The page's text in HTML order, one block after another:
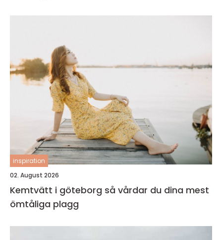
inspiration
02. August 2026
Kemtvätt i göteborg så vårdar du dina mest
ömtåliga plagg